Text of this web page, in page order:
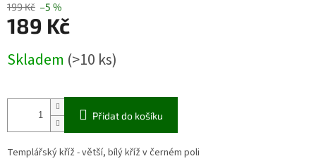
199 Kč –5 %
189 Kč
cena:
Skladem (>10 ks)
Přidat do košíku
Templářský kříž - větší, bílý kříž v černém poli